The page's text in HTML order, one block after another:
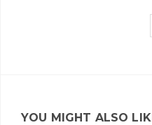
YOU MIGHT ALSO